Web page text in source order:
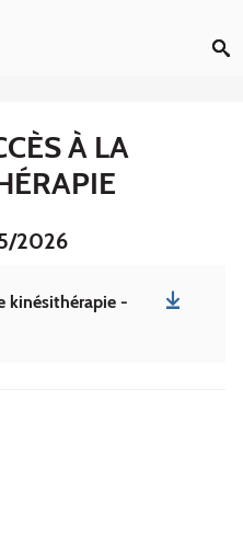
À LA
2026
kinésithérapie -